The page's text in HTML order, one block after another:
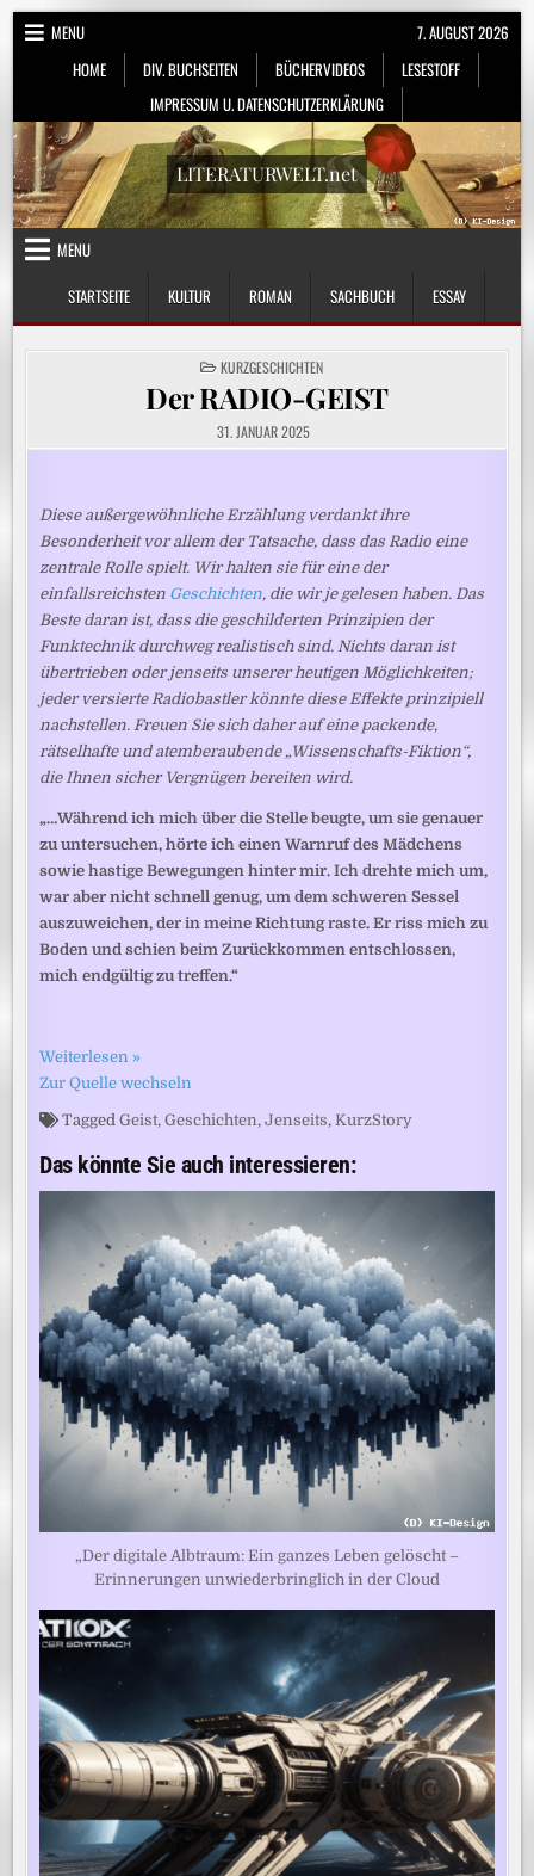
Skip
MENU
HOME
DIV. BUCHSEITEN BÜCHERVIDEOS
LESESTOFF
IMPRESSUM U. DATENSCHUTZERKLÄRUNG
7. AUGUST 2026
LITERATURWELT.net
MENU
STARTSEITE
KULTUR ROMAN SACHBUCH ESSAY
POSTED
IN
KURZGESCHICHTEN
Der RADIO-GEIST
31. JANUAR 2025
Diese außergewöhnliche Erzählung verdankt ihre
Besonderheit vor allem der Tatsache, dass das Radio eine
zentrale Rolle spielt. Wir halten sie für eine der
einfallsreichsten Geschichten, die wir je gelesen haben. Das
Beste daran ist, dass die geschilderten Prinzipien der
Funktechnik durchweg realistisch sind. Nichts daran ist
übertrieben oder jenseits unserer heutigen Möglichkeiten;
jeder versierte Radiobastler könnte diese Effekte prinzipiell
nachstellen. Freuen Sie sich daher auf eine packende,
rätselhafte und atemberaubende „Wissenschafts-Fiktion“,
die Ihnen sicher Vergnügen bereiten wird.
„…Während ich mich über die Stelle beugte, um sie genauer
zu untersuchen, hörte ich einen Warnruf des Mädchens
sowie hastige Bewegungen hinter mir. Ich drehte mich um,
war aber nicht schnell genug, um dem schweren Sessel
auszuweichen, der in meine Richtung raste. Er riss mich zu
Boden und schien beim Zurückkommen entschlossen,
mich endgültig zu treffen.“
Weiterlesen »
Zur Quelle wechseln
TaggedGeist,Geschichten,Jenseits,KurzStory
Das könnte Sie auch interessieren:
„Der digitale Albtraum: Ein ganzes Leben gelöscht –
Erinnerungen unwiederbringlich in der Cloud